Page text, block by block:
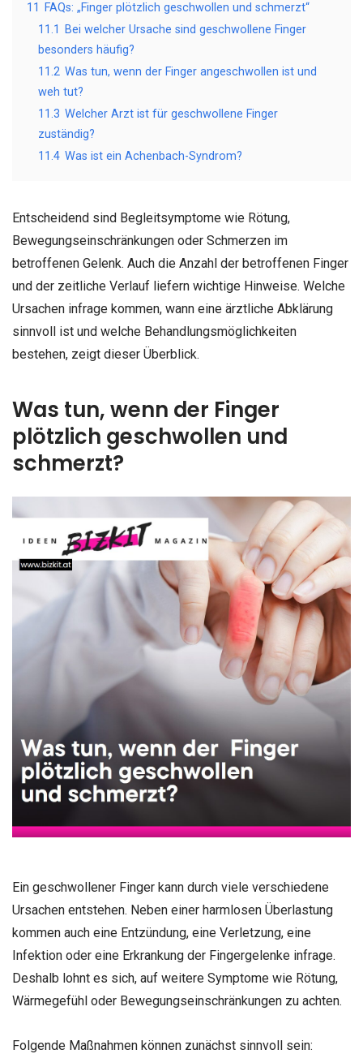
11
FAQs: „Finger plötzlich geschwollen und schmerzt“
11.1
Bei welcher Ursache sind geschwollene Finger
besonders häufig?
11.2 Was tun, wenn der Finger angeschwollen ist und
weh tut?
11.3 Welcher Arzt ist für geschwollene Finger
zuständig?
11.4 Was ist ein Achenbach-Syndrom?
Entscheidend sind Begleitsymptome wie Rötung,
Bewegungseinschränkungen oder Schmerzen im
betroffenen Gelenk. Auch die Anzahl der betroffenen Finger
und der zeitliche Verlauf liefern wichtige Hinweise. Welche
Ursachen infrage kommen, wann eine ärztliche Abklärung
sinnvoll ist und welche Behandlungsmöglichkeiten
bestehen, zeigt dieser Überblick.
Was tun, wenn der Finger
plötzlich geschwollen und
schmerzt?
Ein geschwollener Finger kann durch viele verschiedene
Ursachen entstehen. Neben einer harmlosen Überlastung
kommen auch eine Entzündung, eine Verletzung, eine
Infektion oder eine Erkrankung der Fingergelenke infrage.
Deshalb lohnt es sich, auf weitere Symptome wie Rötung,
Wärmegefühl oder Bewegungseinschränkungen zu achten.
Folgende Maßnahmen können zunächst sinnvoll sein: